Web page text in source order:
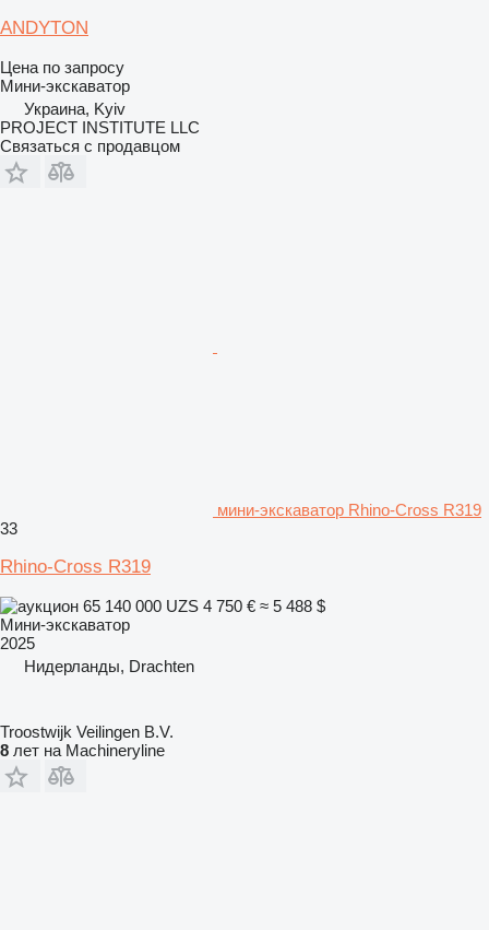
ANDYTON
Цена по запросу
Мини-экскаватор
Украина, Kyiv
PROJECT INSTITUTE LLC
Связаться с продавцом
мини-экскаватор Rhino-Cross R319
33
Rhino-Cross R319
65 140 000 UZS 4 750 € ≈ 5 488 $
Мини-экскаватор
2025
Нидерланды, Drachten
Troostwijk Veilingen B.V.
8 лет на Machineryline